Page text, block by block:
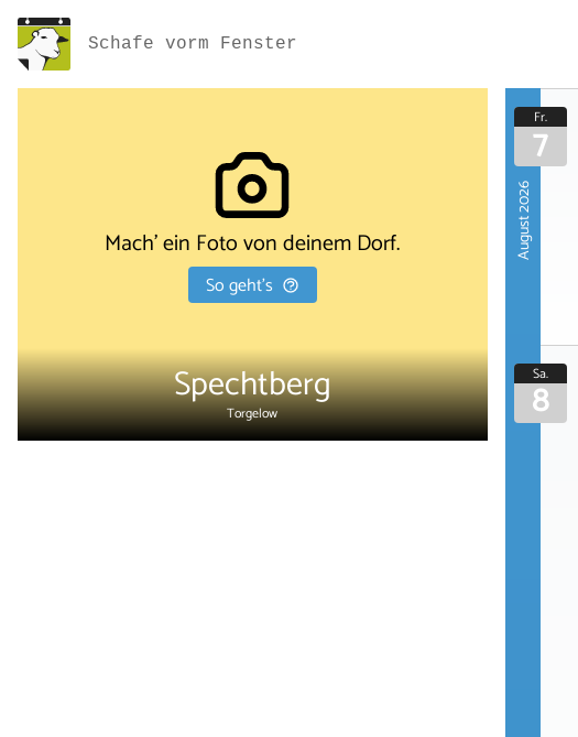
Schafe vorm Fenster
Mach' ein Foto von deinem Dorf.
So geht's
Spechtberg
Torgelow
August 2026
Fr.
7
Sa.
8